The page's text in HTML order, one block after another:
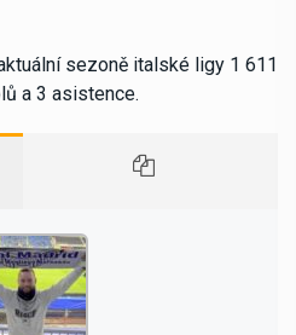
sezoně italské ligy 1 611
a 3 asistence.